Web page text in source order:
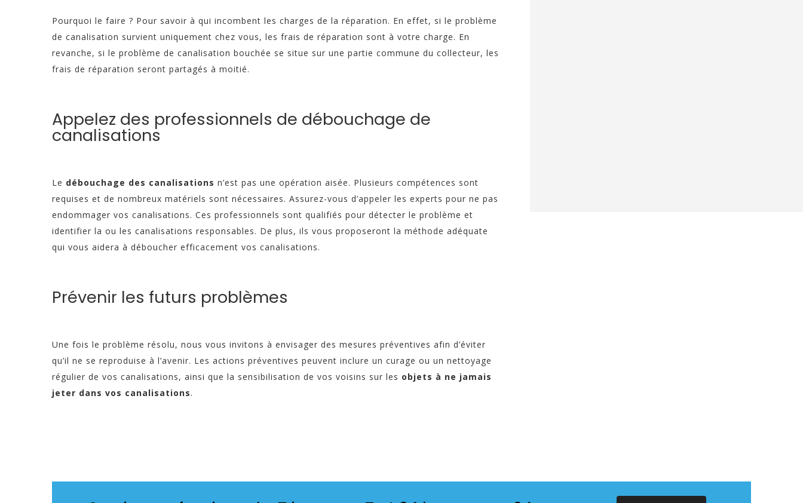
Pourquoi le faire ? Pour savoir à qui incombent les charges de la réparation. En effet, si le problème
de canalisation survient uniquement chez vous, les frais de réparation sont à votre charge. En
revanche, si le problème de canalisation bouchée se situe sur une partie commune du collecteur, les
frais de réparation seront partagés à moitié.
Appelez des professionnels de débouchage de
canalisations
Le débouchage des canalisations n’est pas une opération aisée. Plusieurs compétences sont
requises et de nombreux matériels sont nécessaires. Assurez-vous d’appeler les experts pour ne pas
endommager vos canalisations. Ces professionnels sont qualifiés pour détecter le problème et
identifier la ou les canalisations responsables. De plus, ils vous proposeront la méthode adéquate
qui vous aidera à déboucher efficacement vos canalisations.
Prévenir les futurs problèmes
Une fois le problème résolu, nous vous invitons à envisager des mesures préventives afin d’éviter
qu’il ne se reproduise à l’avenir. Les actions préventives peuvent inclure un curage ou un nettoyage
régulier de vos canalisations, ainsi que la sensibilisation de vos voisins sur les objets à ne jamais
jeter dans vos canalisations.